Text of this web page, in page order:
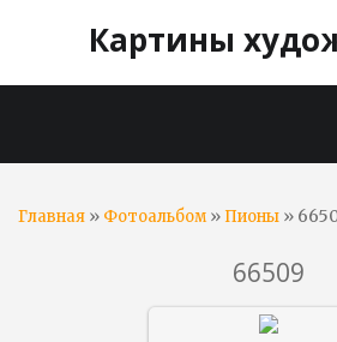
Картины
Главная » Фотоальбом» Пионы »
66509